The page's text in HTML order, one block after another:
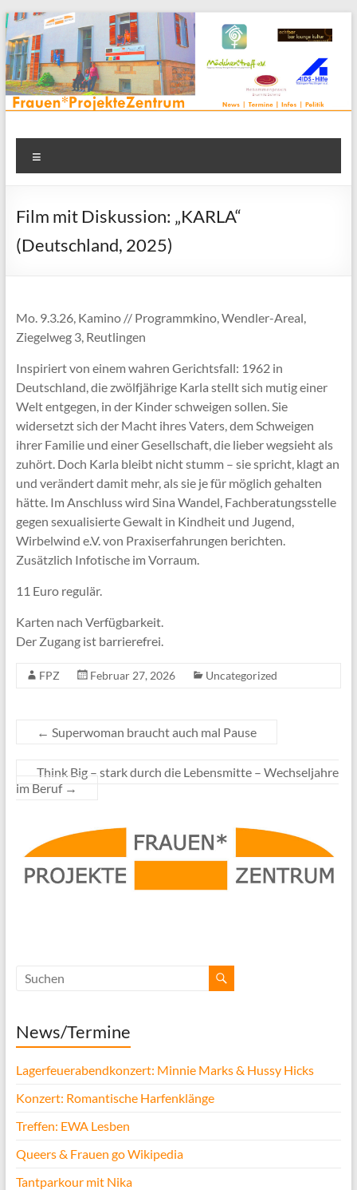
Zum
Inhalt
springen
Frauenprojektehaus wird
FrauenProjekteZentrum
Frauen* | Mädchen* | Projekte | Beratung | Veranstaltungen |
in einem Zentrum | Räume für alle | Projektarbeit | Begegnung
Film mit Diskussion: „KARLA“
(Deutschland, 2025)
Mo. 9.3.26, Kamino // Programmkino, Wendler-Areal,
Ziegelweg 3, Reutlingen
Inspiriert von einem wahren Gerichtsfall: 1962 in
Deutschland, die zwölfjährige Karla stellt sich mutig einer
Welt entgegen, in der Kinder schweigen sollen. Sie
widersetzt sich der Macht ihres Vaters, dem Schweigen
ihrer Familie und einer Gesellschaft, die lieber wegsieht als
zuhört. Doch Karla bleibt nicht stumm – sie spricht, klagt an
und verändert damit mehr, als sie je für möglich gehalten
hätte. Im Anschluss wird Sina Wandel, Fachberatungsstelle
gegen sexualisierte Gewalt in Kindheit und Jugend,
Wirbelwind e.V. von Praxiserfahrungen berichten.
Zusätzlich Infotische im Vorraum.
11 Euro regulär.
Karten nach Verfügbarkeit.
Der Zugang ist barrierefrei.
FPZ Februar 27, 2026 Uncategorized
← Superwoman braucht auch mal Pause
Think Big – stark durch die Lebensmitte – Wechseljahre
im Beruf →
News/Termine
Lagerfeuerabendkonzert: Minnie Marks & Hussy Hicks
Konzert: Romantische Harfenklänge
Treffen: EWA Lesben
Queers & Frauen go Wikipedia
Tantparkour mit Nika